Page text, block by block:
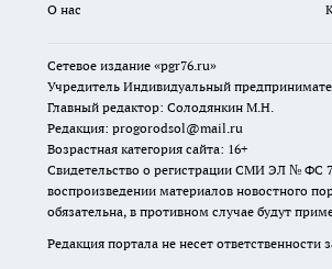
О нас
Сетевое издание «pgr76.ru»
Учредитель Индивидуальный
Главный редактор: Солодянкин М.Н.
Редакция: progorodsol@mail.ru
Возрастная категория сайта: 16+
Свидетельство о регистрации СМИ ЭЛ № ФС
воспроизведении материалов новостного
обязательна, в противном случае будут
Редакция портала не несет